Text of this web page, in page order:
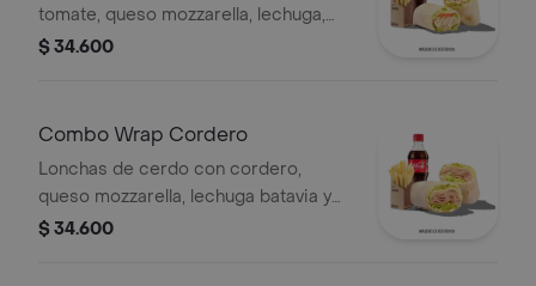
tomate, queso mozzarella, lechuga,
mayonesa, papas a la francesa y
$ 34.600
Combo Wrap Cordero
Lonchas de cerdo con cordero,
queso mozzarella, lechuga batavia y
salsa Qbano
$ 34.600